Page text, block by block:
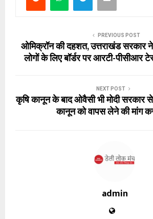
PREVIOUS POST
ओमिक्रॉन की दहशत, उत्तराखंड सरकार
लोगों के लिए बॉर्डर पर आरटी-पीसीआर
NEXT POST
कृषि कानून के बाद ओवैसी भी मोदी सरकार
कानून को वापस लेने की मांग
admin